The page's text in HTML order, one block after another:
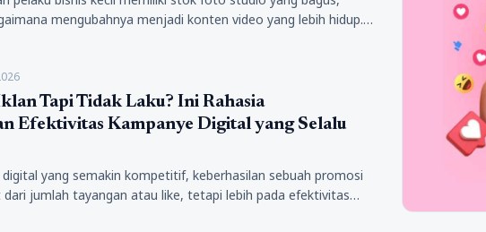
mengubahnya menjadi konten video yang lebih hidup.
Tapi Tidak Laku? Ini Rahasia
Efektivitas Kampanye Digital yang Selalu
yang semakin kompetitif, keberhasilan sebuah promosi
jumlah tayangan atau like, tetapi lebih pada efektivitas